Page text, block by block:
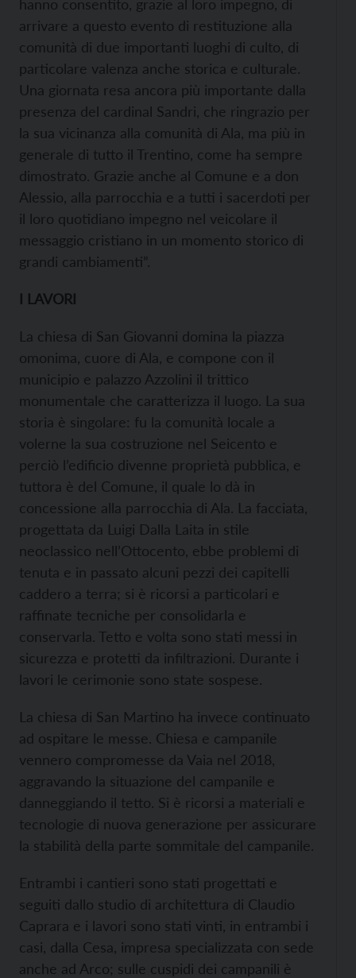
hanno consentito, grazie al loro impegno, di
arrivare a questo evento di restituzione alla
comunità di due importanti luoghi di culto, di
particolare valenza anche storica e culturale.
Una giornata resa ancora più importante dalla
presenza del cardinal Sandri, che ringrazio per
la sua vicinanza alla comunità di Ala, ma più in
generale di tutto il Trentino, come ha sempre
dimostrato. Grazie anche al Comune e a don
Alessio, alla parrocchia e a tutti i sacerdoti per
il loro quotidiano impegno nel veicolare il
messaggio cristiano in un momento storico di
grandi cambiamenti”.
I LAVORI
La chiesa di San Giovanni domina la piazza
omonima, cuore di Ala, e compone con il
municipio e palazzo Azzolini il trittico
monumentale che caratterizza il luogo. La sua
storia è singolare: fu la comunità locale a
volerne la sua costruzione nel Seicento e
perciò l’edificio divenne proprietà pubblica, e
tuttora è del Comune, il quale lo dà in
concessione alla parrocchia di Ala. La facciata,
progettata da Luigi Dalla Laita in stile
neoclassico nell’Ottocento, ebbe problemi di
tenuta e in passato alcuni pezzi dei capitelli
caddero a terra; si è ricorsi a particolari e
raffinate tecniche per consolidarla e
conservarla. Tetto e volta sono stati messi in
sicurezza e protetti da infiltrazioni. Durante i
lavori le cerimonie sono state sospese.
La chiesa di San Martino ha invece continuato
ad ospitare le messe. Chiesa e campanile
vennero compromesse da Vaia nel 2018,
aggravando la situazione del campanile e
danneggiando il tetto. Si è ricorsi a materiali e
tecnologie di nuova generazione per assicurare
la stabilità della parte sommitale del campanile.
Entrambi i cantieri sono stati progettati e
seguiti dallo studio di architettura di Claudio
Caprara e i lavori sono stati vinti, in entrambi i
casi, dalla Cesa, impresa specializzata con sede
anche ad Arco; sulle cuspidi dei campanili è